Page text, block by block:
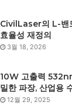
CivilLaser의 L-밴
효율성 재정의
3월 18, 2026
10W 고출력
밀한 파장, 산업용
12월 29, 2025